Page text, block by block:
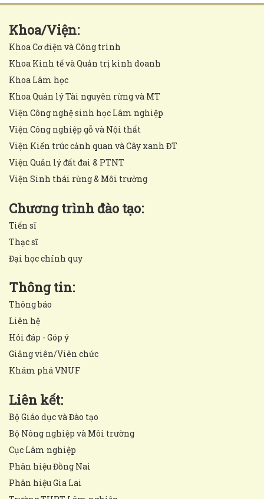
Khoa/Viện:
Khoa Cơ điện và Công trình
Khoa Kinh tế và Quản trị kinh doanh
Khoa Lâm học
Khoa Quản lý Tài nguyên rừng và MT
Viện Công nghệ sinh học Lâm nghiệp
Viện Công nghiệp gỗ và Nội thất
Viện Kiến trúc cảnh quan và Cây xanh ĐT
Viện Quản lý đất đai & PTNT
Viện Sinh thái rừng & Môi trường
Chương trình đào tạo:
Tiến sĩ
Thạc sĩ
Đại học chính quy
Thông tin:
Thông báo
Liên hệ
Hỏi đáp - Góp ý
Giảng viên/Viên chức
Khám phá VNUF
Liên kết:
Bộ Giáo dục và Đào tạo
Bộ Nông nghiệp và Môi trường
Cục Lâm nghiệp
Phân hiệu Đồng Nai
Phân hiệu Gia Lai